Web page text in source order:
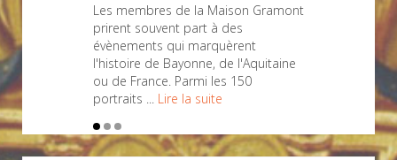
Les membres de la Maison Gramont
prirent souvent part à des
évènements qui marquèrent
l'histoire de Bayonne, de l'Aquitaine
ou de France. Parmi les 150
portraits ... Lire la suite